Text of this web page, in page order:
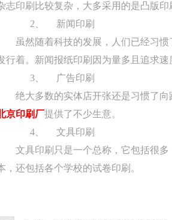
志印刷比较复杂，大多采用的是凸版
2、
新闻印刷
虽然随着科技的发展，人们已经习
行着。新闻报纸印刷因为量多且追求
3、
广告印刷
绝大多数的实体店开张还是习惯了
京印刷厂提供了不少生意。
4、
文具印刷
文具印刷只是一个总称，它包括很
，还包括各个学校的试卷印刷。